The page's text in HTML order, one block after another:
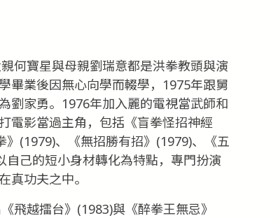
何寶星與母親劉瑞意都是洪拳教頭與演
畢業後因無心向學而輟學，1975年跟舅
劉家勇。1976年加入麗的電視當武師和
電影當過主角，包括《盲拳怪招神經
(1979)、《無招勝有招》(1979)、《五
己的短小身材轉化為特點，專門扮演
真功夫之中。
飛越擂台》(1983)與《醉拳王無忌》